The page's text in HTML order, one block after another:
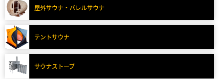
屋外サウナ・バレルサウナ
テントサウナ
サウナストーブ